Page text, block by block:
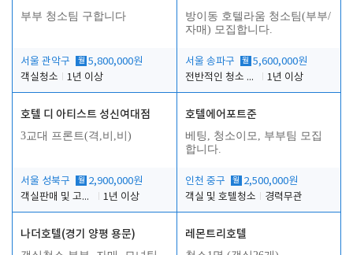
부부 청소팀 구합니다
서울 관악구 월 5,800,000원
객실청소
1년 이상
방이동 호텔라움 청소팀(부부/
자매) 모집합니다.
서울 송파구 월 5,600,000원
전반적인 청소 업무(객실청소.객실정리)
1년 이상
호텔 디 아티스트 성신여대점
3교대 프론트(격,비,비)
서울 성북구 월 2,900,000원
객실판매 및 고객응대
1년 이상
호텔에어포트준
베팅, 청소이모, 부부팀 모집
합니다.
인천 중구 월 2,500,000원
객실 및 호텔청소
경력무관
나더호텔(경기 양평 용문) 레몬트리호텔